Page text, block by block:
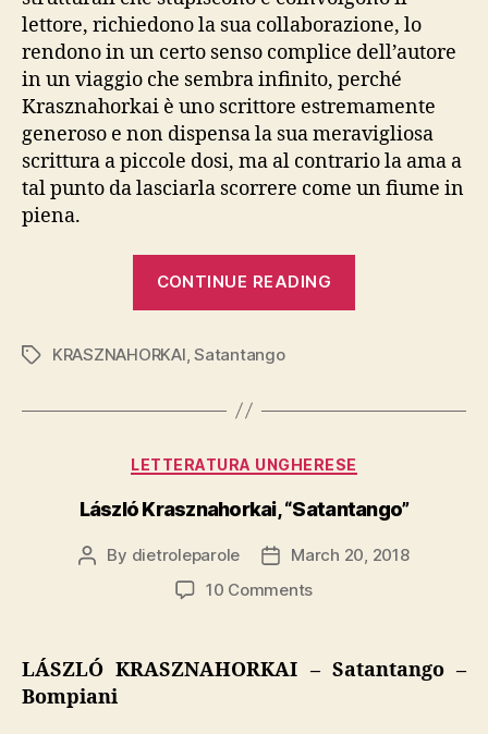
lettore, richiedono la sua collaborazione, lo
rendono in un certo senso complice dell’autore
in un viaggio che sembra infinito, perché
Krasznahorkai è uno scrittore estremamente
generoso e non dispensa la sua meravigliosa
scrittura a piccole dosi, ma al contrario la ama a
tal punto da lasciarla scorrere come un fiume in
piena.
CONTINUE READING
quaggiù”,
TagsKRASZNAHORKAI ,Satantango
Categories
LETTERATURA UNGHERESE
László Krasznahorkai, “Satantango”
Post
By dietroleparole
Post
date
March 20, 2018
10 Commentson
“Satantango”
LÁSZLÓ KRASZNAHORKAI – Satantango –
Bompiani